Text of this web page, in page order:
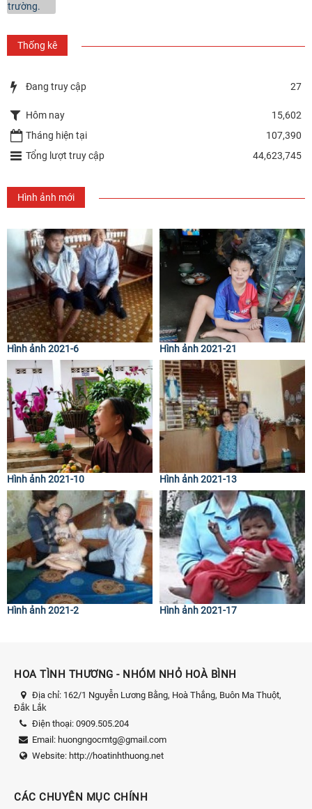
Thống kê
Đang truy cập 27
Hôm nay
15,602
Tháng hiện tại
107,390
Tổng lượt truy cập
44,623,745
Hình ảnh mới
Hình ảnh 2021-6 Hình ảnh 2021-21
Hình ảnh 2021-10 Hình ảnh 2021-13
Hình ảnh 2021-2 Hình ảnh 2021-17
HOA TÌNH THƯƠNG - NHÓM NHỎ HOÀ BÌNH
Địa chỉ: 162/1 Nguyễn Lương Bằng, Hoà Thắng, Buôn Ma Thuột,
Đắk Lắk
Điện thoại: 0909.505.204
Email: huongngocmtg@gmail.com
Website: http://hoatinhthuong.net
CÁC CHUYÊN MỤC CHÍNH